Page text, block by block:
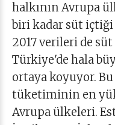
halkının Avrupa
biri kadar süt
2017 verileri de
Türkiye'de hala
ortaya koyuyor.
tüketiminin en
Avrupa ülkeleri.